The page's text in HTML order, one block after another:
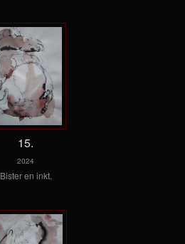
15.
2024
Bister en inkt.